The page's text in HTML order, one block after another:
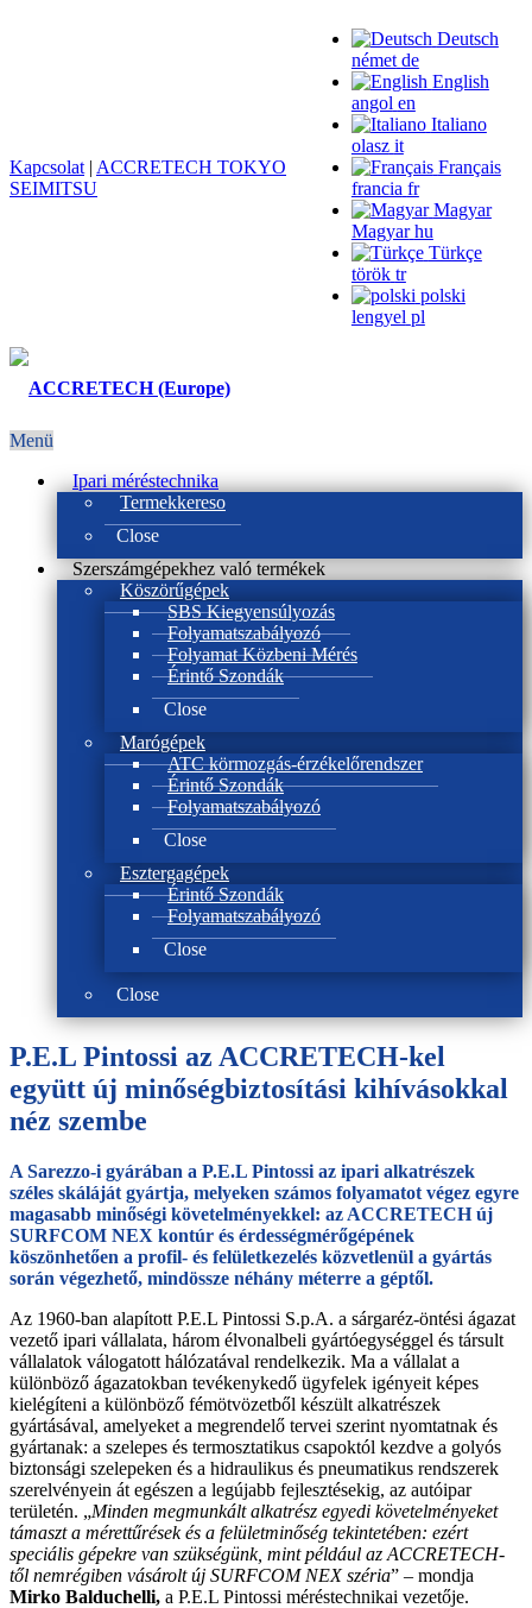
Deutsch
német de
English
angol en
Italiano
olasz it
Français
francia fr
Magyar
Magyar hu
Türkçe
török tr
polski
lengyel pl
Kapcsolat | ACCRETECH TOKYO
SEIMITSU
Menü
Ipari méréstechnika
Termekkereso
Close
Szerszámgépekhez való termékek
Köszörűgépek
SBS Kiegyensúlyozás
Folyamatszabályozó
Folyamat Közbeni Mérés
Érintő Szondák
Close
Marógépek
ATC körmozgás-érzékelőrendszer
Érintő Szondák
Folyamatszabályozó
Close
Esztergagépek
Érintő Szondák
Folyamatszabályozó
Close
Close
P.E.L Pintossi az ACCRETECH-kel
együtt új minőségbiztosítási kihívásokkal
néz szembe
A Sarezzo-i gyárában a P.E.L Pintossi az ipari alkatrészek
széles skáláját gyártja, melyeken számos folyamatot végez egyre
magasabb minőségi követelményekkel: az ACCRETECH új
SURFCOM NEX kontúr és érdességmérőgépének
köszönhetően a profil- és felületkezelés közvetlenül a gyártás
során végezhető, mindössze néhány méterre a géptől.
Az 1960-ban alapított P.E.L Pintossi S.p.A. a sárgaréz-öntési ágazat
vezető ipari vállalata, három élvonalbeli gyártóegységgel és társult
vállalatok válogatott hálózatával rendelkezik. Ma a vállalat a
különböző ágazatokban tevékenykedő ügyfelek igényeit képes
kielégíteni a különböző fémötvözetből készült alkatrészek
gyártásával, amelyeket a megrendelő tervei szerint nyomtatnak és
gyártanak: a szelepes és termosztatikus csapoktól kezdve a golyós
biztonsági szelepeken és a hidraulikus és pneumatikus rendszerek
szerelvényein át egészen a legújabb fejlesztésekig, az autóipar
területén. „Minden megmunkált alkatrész egyedi követelményeket
támaszt a mérettűrések és a felületminőség tekintetében: ezért
speciális gépekre van szükségünk, mint például az ACCRETECH-
től nemrégiben vásárolt új SURFCOM NEX széria” – mondja
Mirko Balduchelli, a P.E.L Pintossi méréstechnikai vezetője.